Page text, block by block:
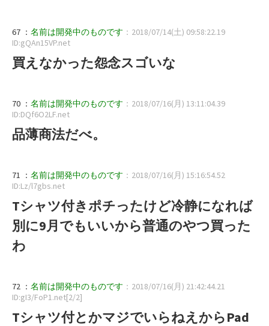
67 ： 名前は開発中のものです ：2018/07/14(土) 09:58:22.19
ID:gQAn15VP.net
買えなかった怨念スゴいな
70 ： 名前は開発中のものです ：2018/07/16(月) 13:11:04.39
ID:DQf6O2LF.net
品薄商法だべ。
71 ： 名前は開発中のものです ：2018/07/16(月) 15:16:54.52
ID:Lz/l7gbs.net
Tシャツ付きポチったけど冷静になれば
別に9月でもいいから普通のやつ買った
わ
72 ： 名前は開発中のものです ：2018/07/16(月) 21:42:44.21
ID:gI3/FoP1.net[2/2]
Tシャツ付とかマジでいらねえからPad